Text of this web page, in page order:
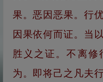
果。恶因恶果。行
因果依何而证。当
胜义之证。不离修
为。即将己之凡夫